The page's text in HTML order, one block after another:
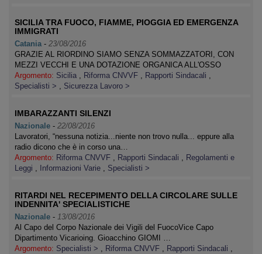
SICILIA TRA FUOCO, FIAMME, PIOGGIA ED EMERGENZA
IMMIGRATI
Catania - 23/08/2016
GRAZIE AL RIORDINO SIAMO SENZA SOMMAZZATORI, CON
MEZZI VECCHI E UNA DOTAZIONE ORGANICA ALL'OSSO
Argomento: Sicilia , Riforma CNVVF , Rapporti Sindacali ,
Specialisti > , Sicurezza Lavoro >
IMBARAZZANTI SILENZI
Nazionale - 22/08/2016
Lavoratori, “nessuna notizia...niente non trovo nulla... eppure alla
radio dicono che è in corso una…
Argomento: Riforma CNVVF , Rapporti Sindacali , Regolamenti e
Leggi , Informazioni Varie , Specialisti >
RITARDI NEL RECEPIMENTO DELLA CIRCOLARE SULLE
INDENNITA' SPECIALISTICHE
Nazionale - 13/08/2016
Al Capo del Corpo Nazionale dei Vigili del FuocoVice Capo
Dipartimento Vicarioing. Gioacchino GIOMI …
Argomento: Specialisti > , Riforma CNVVF , Rapporti Sindacali ,